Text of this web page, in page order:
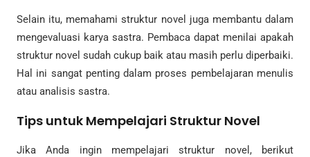
Selain itu, memahami struktur novel juga membantu dalam
mengevaluasi karya sastra. Pembaca dapat menilai apakah
struktur novel sudah cukup baik atau masih perlu diperbaiki.
Hal ini sangat penting dalam proses pembelajaran menulis
atau analisis sastra.
Tips untuk Mempelajari Struktur Novel
Jika Anda ingin mempelajari struktur novel, berikut